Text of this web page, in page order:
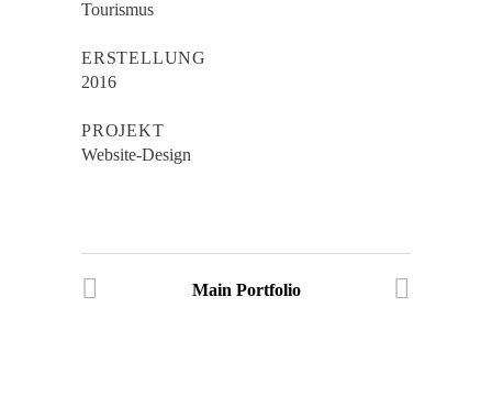
Tourismus
ERSTELLUNG
2016
PROJEKT
Website-Design
Main Portfolio